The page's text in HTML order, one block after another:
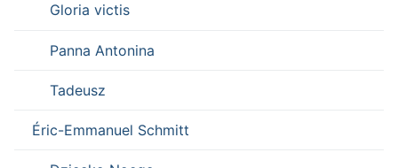
Gloria victis
Panna Antonina
Tadeusz
Éric-Emmanuel Schmitt